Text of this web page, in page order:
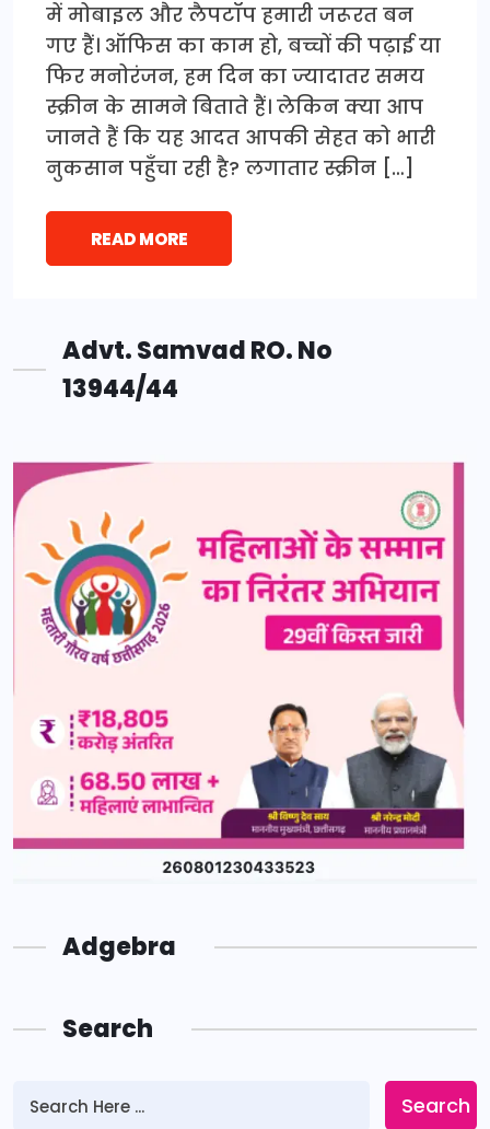
में मोबाइल और लैपटॉप हमारी जरूरत बन
गए हैं। ऑफिस का काम हो, बच्चों की पढ़ाई या
फिर मनोरंजन, हम दिन का ज्यादातर समय
स्क्रीन के सामने बिताते हैं। लेकिन क्या आप
जानते हैं कि यह आदत आपकी सेहत को भारी
नुकसान पहुँचा रही है? लगातार स्क्रीन […]
READ MORE
Advt. Samvad RO. No
13944/44
Adgebra
Search
Search